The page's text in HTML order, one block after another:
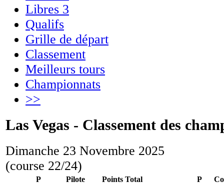
Libres 3
Qualifs
Grille de départ
Classement
Meilleurs tours
Championnats
>>
Las Vegas - Classement des
Dimanche 23 Novembre 2025
(course 22/24)
P Pilote Points Total
P